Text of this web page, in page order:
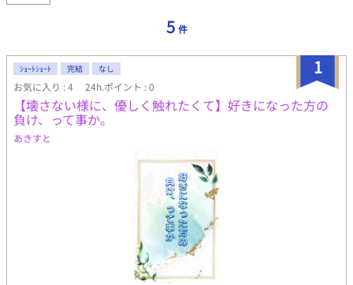
5 件
1
ｼｮｰﾄｼｮｰﾄ 完結 なし
お気に入り : 4 24h.ポイント : 0
【壊さない様に、優しく触れたくて】好きになった方の
負け、って事か。
あきすと